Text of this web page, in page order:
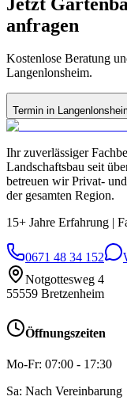
anfragen
Kostenlose Beratung
Langenlonsheim.
Termin in
Ihr zuverlässiger
Landschaftsbau seit
betreuen wir Privat-
der gesamten Region.
15+ Jahre Erfahrung
0671 48 34 152
Notgottesweg 4
55559 Bretzenheim
Öffnungszeiten
Mo-Fr: 07:00 - 17:30
Sa: Nach Vereinbarung